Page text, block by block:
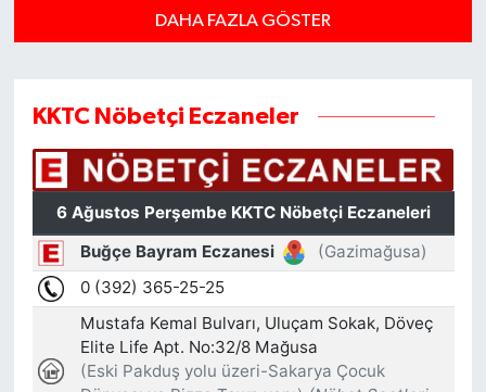
DAHA FAZLA GÖSTER
KKTC Nöbetçi Eczaneler